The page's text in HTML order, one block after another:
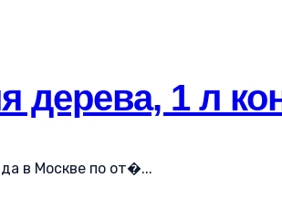
дерева, 1 л
в Москве по от�...